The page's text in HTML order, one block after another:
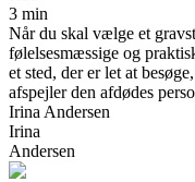
3 min
Når du skal vælge et
følelsesmæssige og
et sted, der er let at
afspejler den afdødes
Irina Andersen
Irina
Andersen